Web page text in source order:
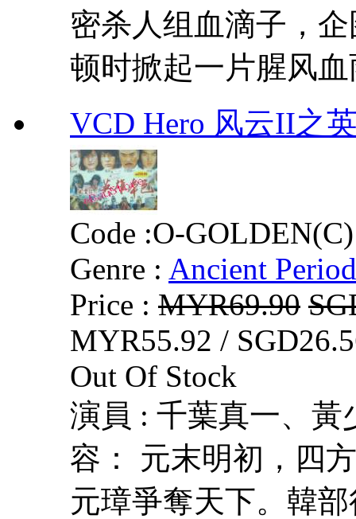
密杀人组血滴子，
顿时掀起一片腥风血
VCD Hero 风云II之
Code :O-GOLDEN(C)
Genre : Ancient Period
Price : MYR69.90
MYR55.92 /
Out Of Stock
演員 : 千葉真一、黃
容： 元末明初，四
元璋爭奪天下。韓